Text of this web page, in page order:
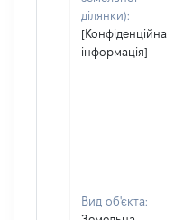
ділянки):
[Конфіденційна
інформація]
Вид об'єкта: